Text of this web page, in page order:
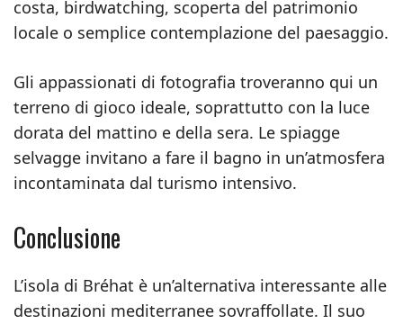
costa, birdwatching, scoperta del patrimonio
locale o semplice contemplazione del paesaggio.
Gli appassionati di fotografia troveranno qui un
terreno di gioco ideale, soprattutto con la luce
dorata del mattino e della sera. Le spiagge
selvagge invitano a fare il bagno in un’atmosfera
incontaminata dal turismo intensivo.
Conclusione
L’isola di Bréhat è un’alternativa interessante alle
destinazioni mediterranee sovraffollate. Il suo